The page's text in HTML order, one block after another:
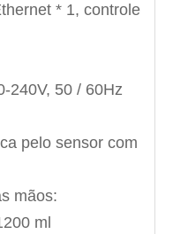
* 1, controle
240V, 50 / 60Hz
pelo sensor com
mãos:
ml